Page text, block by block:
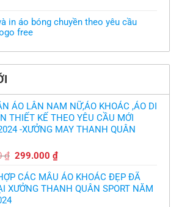
in áo bóng chuyền theo yêu cầu
free
ÁO LÂN NAM NỮ,ÁO KHOÁC ,ÁO DI
THIẾT KẾ THEO YÊU CẦU MỚI
-XƯỞNG MAY THANH QUÂN
₫ Giá
là:
350.000 ₫.
299.000₫Giá
tại
là:
CÁC MẪU ÁO KHOÁC ĐẸP ĐÃ
XƯỞNG THANH QUÂN SPORT NĂM